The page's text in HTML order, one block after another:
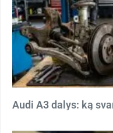
Audi A3 dalys: ką